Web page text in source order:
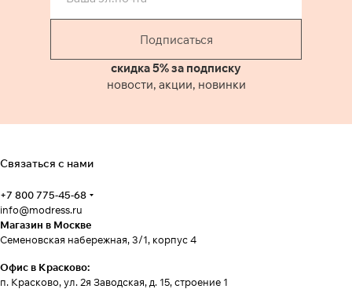
Подписаться
скидка 5% за подписку
новости, акции, новинки
Связаться с нами
+7 800 775-45-68
info@modress.ru
Магазин в Москве
Семеновская набережная, 3/1, корпус 4
Офис в Красково:
п. Красково, ул. 2я Заводская, д. 15, строение 1